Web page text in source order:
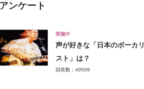
アンケート
実施中
声が好きな「日本のボーカリ
スト」は？
回答数：49509